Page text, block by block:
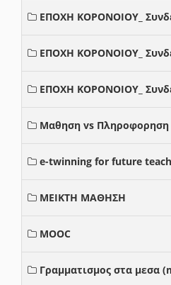
ΕΠΟΧΗ ΚΟΡΟΝΟΙΟΥ_
ΕΠΟΧΗ ΚΟΡΟΝΟΙΟΥ_
ΕΠΟΧΗ ΚΟΡΟΝΟΙΟΥ_
Μαθηση vs Πληροφορηση
e-twinning for future
ΜΕΙΚΤΗ ΜΑΘΗΣΗ
MOOC
Γραμματισμος στα μεσα